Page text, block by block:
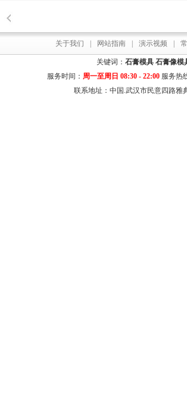
关于我们 网站指南 演示视频
关键词： 石膏模具 石膏像模
服务时间： 周一至周日 08:30 - 22:00服务热
联系地址：中国.武汉市民意四路雅